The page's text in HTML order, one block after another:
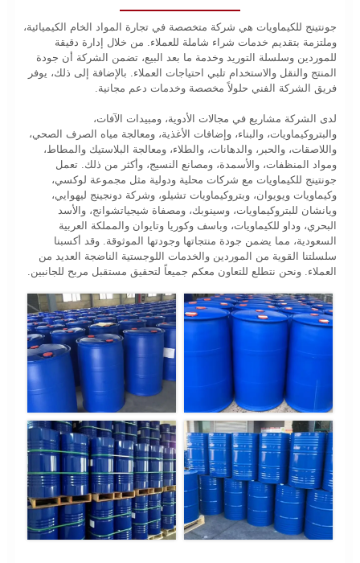
جونتينج للكيماويات هي شركة متخصصة في تجارة المواد الخام الكيميائية،
وملتزمة بتقديم خدمات شراء شاملة للعملاء. من خلال إدارة دقيقة
للموردين وسلسلة التوريد وخدمة ما بعد البيع، تضمن الشركة أن جودة
المنتج والنقل والاستخدام تلبي احتياجات العملاء. بالإضافة إلى ذلك، يوفر
فريق الشركة الفني حلولاً مخصصة وخدمات دعم مجانية.
لدى الشركة مشاريع في مجالات الأدوية، ومبيدات الآفات،
والبتروكيماويات، والبناء، وإضافات الأغذية، ومعالجة مياه الصرف الصحي،
واللاصقات، والحبر، والدهانات، والطلاء، ومعالجة البلاستيك والمطاط،
ومواد المنظفات، والأسمدة، ومصانع النسيج، وأكثر من ذلك. تعمل
جونتينج للكيماويات مع شركات محلية ودولية مثل مجموعة لوكسي،
وكيماويات ويويوان، وبتروكيماويات تشيلو، وشركة دونجينج ليهوايي،
ويانشان للبتروكيماويات، وسينوبك، ومصفاة شيجياتشوانج، والأسد
البحري، وداو للكيماويات، وباسف وكوريا وتايوان والمملكة العربية
السعودية، مما يضمن جودة منتجاتها وجودتها الموثوقة. وقد أكسبنا
سلسلتنا القوية من الموردين والخدمات اللوجستية الناضجة العديد من
العملاء. ونحن نتطلع للتعاون معكم جميعاً لتحقيق مستقبل مربح للجانبين.